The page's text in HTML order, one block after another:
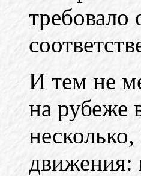
требовало
И тем не
на рубеже
движения: